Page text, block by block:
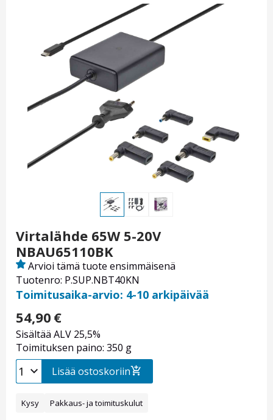
Virtalähde 65W 5-20V
NBAU65110BK
Tuotenro: P.SUP.NBT40KN
Arvioi tämä tuote ensimmäisenä
Toimitusaika-arvio: 4-10 arkipäivää
54,90 €
Sisältää ALV 25,5%
Toimituksen paino: 350 g
Lisää ostoskoriin
Kysy Pakkaus- ja toimituskulut